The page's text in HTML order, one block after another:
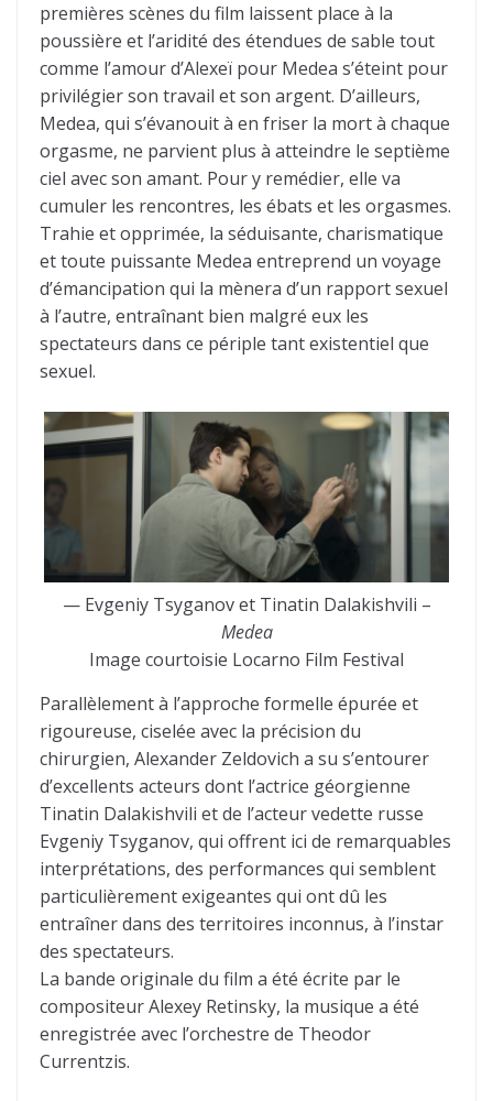
premières scènes du film laissent place à la
poussière et l’aridité des étendues de sable tout
comme l’amour d’Alexeï pour Medea s’éteint pour
privilégier son travail et son argent. D’ailleurs,
Medea, qui s’évanouit à en friser la mort à chaque
orgasme, ne parvient plus à atteindre le septième
ciel avec son amant. Pour y remédier, elle va
cumuler les rencontres, les ébats et les orgasmes.
Trahie et opprimée, la séduisante, charismatique
et toute puissante Medea entreprend un voyage
d’émancipation qui la mènera d’un rapport sexuel
à l’autre, entraînant bien malgré eux les
spectateurs dans ce périple tant existentiel que
sexuel.
— Evgeniy Tsyganov et Tinatin Dalakishvili –
Medea
Image courtoisie Locarno Film Festival
Parallèlement à l’approche formelle épurée et
rigoureuse, ciselée avec la précision du
chirurgien, Alexander Zeldovich a su s’entourer
d’excellents acteurs dont l’actrice géorgienne
Tinatin Dalakishvili et de l’acteur vedette russe
Evgeniy Tsyganov, qui offrent ici de remarquables
interprétations, des performances qui semblent
particulièrement exigeantes qui ont dû les
entraîner dans des territoires inconnus, à l’instar
des spectateurs.
La bande originale du film a été écrite par le
compositeur Alexey Retinsky, la musique a été
enregistrée avec l’orchestre de Theodor
Currentzis.